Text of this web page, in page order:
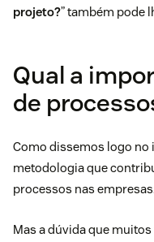
projeto?” também pode
Qual a
de
Como dissemos logo no
metodologia que
processos nas
Mas a dúvida que